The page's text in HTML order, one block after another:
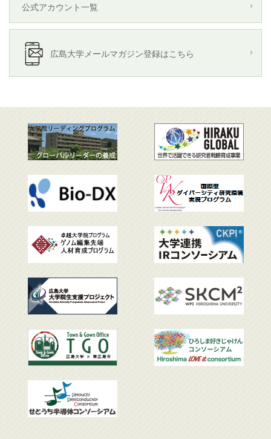
公式アカウント一覧
広島大学メールマガジン登録はこちら